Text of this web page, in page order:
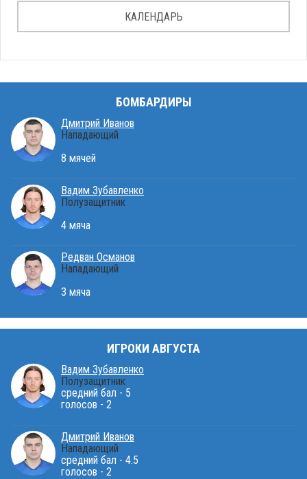
КАЛЕНДАРЬ
БОМБАРДИРЫ
Дмитрий Иванов
Нападающий
8 мячей
Вадим Зубавленко
Полузащитник
4 мяча
Редван Османов
Нападающий
3 мяча
ИГРОКИ АВГУСТА
Вадим Зубавленко
Полузащитник
средний бал - 5
голосов - 2
Дмитрий Иванов
Нападающий
средний бал - 4.5
голосов - 2